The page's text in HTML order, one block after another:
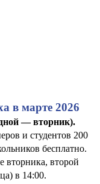
в марте 2026
— вторник).
и студентов 200
бесплатно.
вторника, второй
в 14:00.